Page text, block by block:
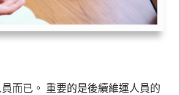
而已。 重要的是後續維運人員的